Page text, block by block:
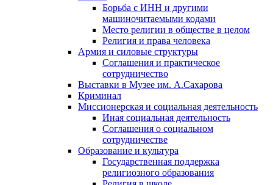
Борьба с ИНН и другими
машиночитаемыми кодами
Место религии в обществе в целом
Религия и права человека
Армия и силовые структуры
Соглашения и практическое
сотрудничество
Выставки в Музее им. А.Сахарова
Криминал
Миссионерская и социальная деятельность
Иная социальная деятельность
Соглашения о социальном
сотрудничестве
Образование и культура
Государственная поддержка
религиозного образования